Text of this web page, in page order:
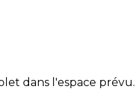
dans l'espace prévu.